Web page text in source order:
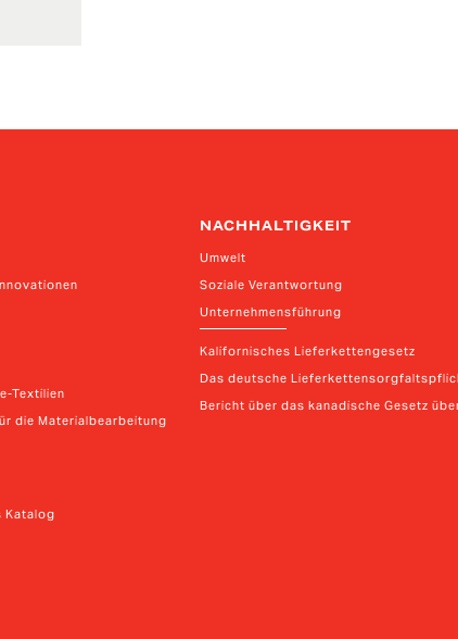
Textilien
die Materialbearbeitung
Katalog
NACHHALTIGKEIT
Umwelt
Soziale Verantwortung
Unternehmensführung
Kalifornisches Lieferkettengesetz
Das deutsche
Bericht über das kanadische Gesetz